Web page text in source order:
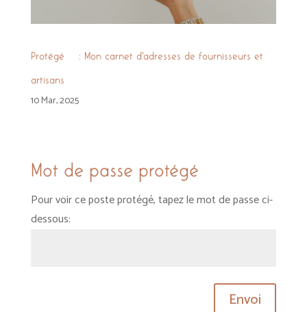
Protégé : Mon carnet d’adresses de fournisseurs et
artisans
10 Mar, 2025
Mot de passe protégé
Pour voir ce poste protégé, tapez le mot de passe ci-
dessous:
Envoi